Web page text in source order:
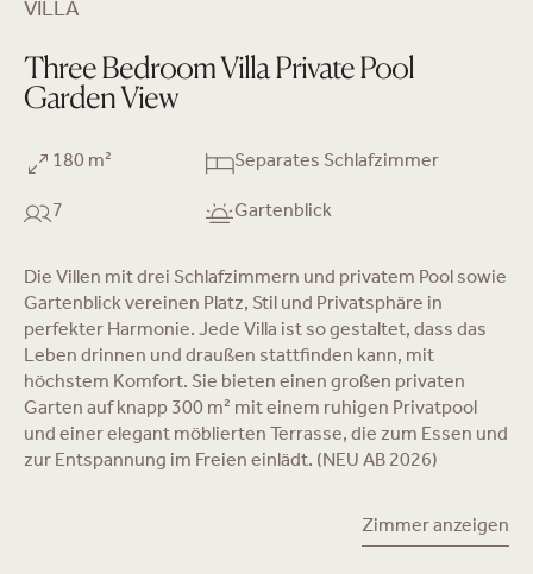
VILLA
Three Bedroom Villa Private Pool
Garden View
180 m²
7
Separates Schlafzimmer
Gartenblick
Die Villen mit drei Schlafzimmern und privatem Pool sowie
Gartenblick vereinen Platz, Stil und Privatsphäre in
perfekter Harmonie. Jede Villa ist so gestaltet, dass das
Leben drinnen und draußen stattfinden kann, mit
höchstem Komfort. Sie bieten einen großen privaten
Garten auf knapp 300 m² mit einem ruhigen Privatpool
und einer elegant möblierten Terrasse, die zum Essen und
zur Entspannung im Freien einlädt. (NEU AB 2026)
Zimmer anzeigen